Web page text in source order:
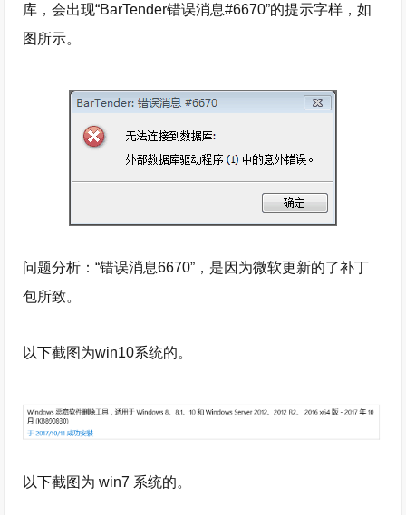
库，会出现“BarTender错误消息#6670”的提示字样，如
图所示。
问题分析：“错误消息6670”，是因为微软更新的了补丁
包所致。
以下截图为win10系统的。
以下截图为 win7 系统的。